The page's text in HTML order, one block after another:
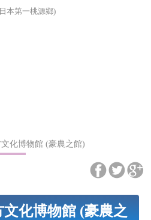
本第一桃源鄉)
化博物館 (豪農之館)
化博物館 (豪農之